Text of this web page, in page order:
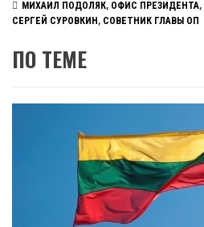
МИХАИЛ ПОДОЛЯК, ОФИС ПРЕЗИДЕНТА,
СЕРГЕЙ СУРОВКИН , СОВЕТНИК ГЛАВЫ ОП
ПО ТЕМЕ